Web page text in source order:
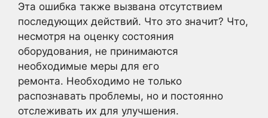
Эта ошибка также вызвана отсутствием
последующих действий. Что это значит? Что,
несмотря на оценку состояния
оборудования, не принимаются
необходимые меры для его
ремонта. Необходимо не только
распознавать проблемы, но и постоянно
отслеживать их для улучшения.